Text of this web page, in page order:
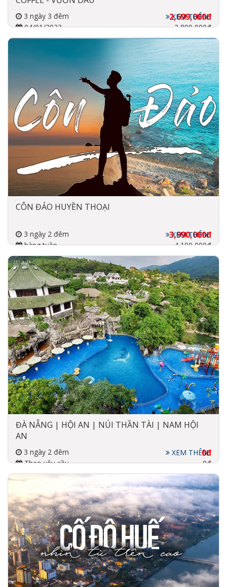
3 ngày 3 đêm
04/01/2023
Xe chất lượng cao
2,699,000đ
2,899,000đ
XEM THÊM
CÔN ĐẢO HUYỀN THOẠI
3 ngày 2 đêm
hàng tuần
Bay khứ hồi (chưa bao
gồm)
3 sao
3,990,000đ
4,190,000đ
XEM THÊM
ĐÀ NẴNG | HỘI AN | NÚI THẦN TÀI | NAM HỘI
AN
3 ngày 2 đêm
Theo yêu cầu
Đi về bằng máy bay, xe
3-4 sao
0đ
0đ
XEM THÊM